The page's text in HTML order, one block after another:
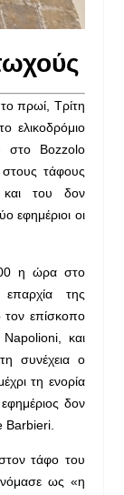
πρωί, Τρίτη
ελικοδρόμιο
στο Bozzolo
τάφους
του δον
εφημέριοι οι
η ώρα στο
της
τον επίσκοπο
και
συνέχεια ο
τη ενορία
δον
Barbieri.
τάφο του
ως «η